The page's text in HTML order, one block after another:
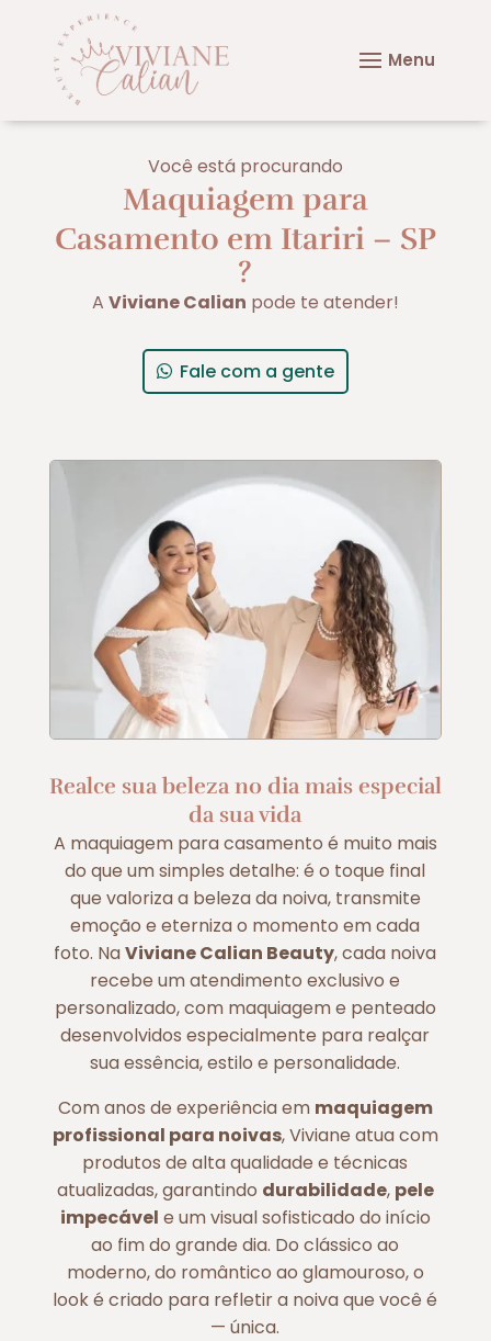
Você está procurando
Maquiagem para
Casamento em Itariri – SP
?
A Viviane Calian pode te atender!
Fale com a gente
Realce sua beleza no dia mais especial
da sua vida
A maquiagem para casamento é muito mais
do que um simples detalhe: é o toque final
que valoriza a beleza da noiva, transmite
emoção e eterniza o momento em cada
foto. NaViviane Calian Beauty, cada noiva
recebe um atendimento exclusivo e
personalizado, com maquiagem e penteado
desenvolvidos especialmente para realçar
sua essência, estilo e personalidade.
Com anos de experiência em maquiagem
profissional para noivas, Viviane atua com
produtos de alta qualidade e técnicas
atualizadas, garantindo durabilidade, pele
impecável e um visual sofisticado do início
ao fim do grande dia. Do clássico ao
moderno, do romântico ao glamouroso, o
look é criado para refletir a noiva que você é
— única.